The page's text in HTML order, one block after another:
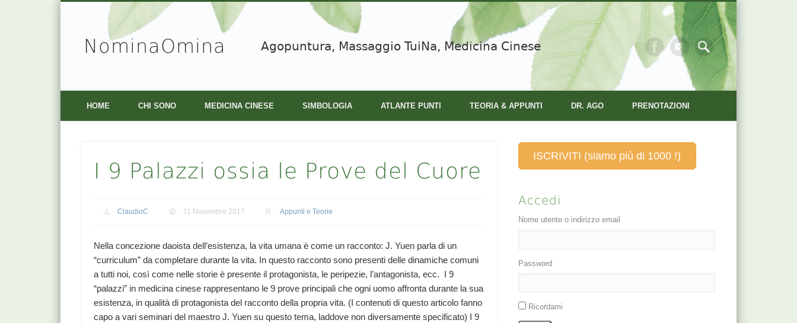
NominaOmina Agopuntura, Massaggio TuiNa, Medicina Cinese
Vimeo
HOME CHI SONO MEDICINA CINESE SIMBOLOGIA ATLANTE PUNTI TEORIA & APPUNTI DR. AGO PRENOTAZIONI
I 9 Palazzi ossia le Prove del Cuore
ClaudioC 11 Novembre 2017 Appunti e Teorie
Nella concezione daoista dell’esistenza, la vita umana è come un racconto: J. Yuen parla di un
“curriculum” da completare durante la vita. In questo racconto sono presenti delle dinamiche comuni
a tutti noi, così come nelle storie è presente il protagonista, le peripezie, l’antagonista, ecc. I 9
“palazzi” in medicina cinese rappresentano le 9 prove principali che ogni uomo affronta durante la sua
esistenza, in qualità di protagonista del racconto della propria vita. (I contenuti di questo articolo fanno
capo a vari seminari del maestro J. Yuen su questo tema, laddove non diversamente specificato) I 9
ISCRIVITI (siamo più di 1000 !)
Accedi
Nome utente o indirizzo email
Password
Ricordami